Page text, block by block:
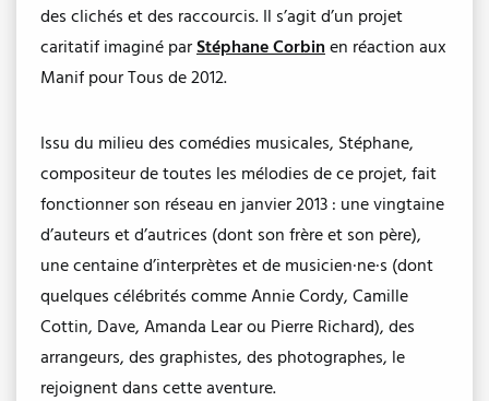
des clichés et des raccourcis. Il s’agit d’un projet
caritatif imaginé parStéphane Corbin en réaction aux
Manif pour Tous de 2012.
Issu du milieu des comédies musicales, Stéphane,
compositeur de toutes les mélodies de ce projet, fait
fonctionner son réseau en janvier 2013 : une vingtaine
d’auteurs et d’autrices (dont son frère et son père),
une centaine d’interprètes et de musicien·ne·s (dont
quelques célébrités comme Annie Cordy, Camille
Cottin, Dave, Amanda Lear ou Pierre Richard), des
arrangeurs, des graphistes, des photographes, le
rejoignent dans cette aventure.